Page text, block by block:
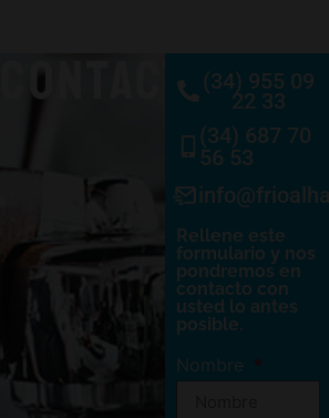
CONTACTO(34) 955 09
22 33
(34) 687 70
56 53
Rellene este
formulario y nos
pondremos en
contacto con
usted lo antes
posible.
Nombre